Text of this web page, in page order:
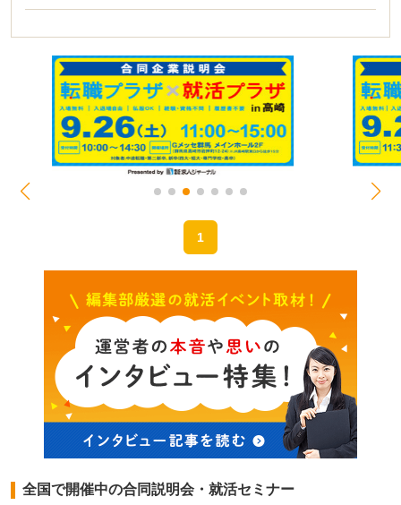
1
全国で開催中の合同説明会・就活セミナー